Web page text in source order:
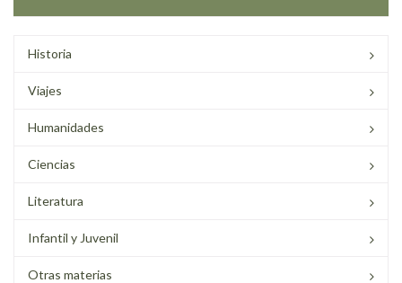
Historia
Viajes
Humanidades
Ciencias
Literatura
Infantil y Juvenil
Otras materias